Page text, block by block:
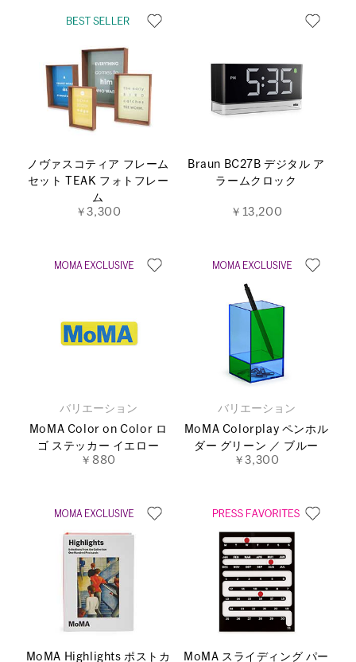
ノヴァスコティア フレーム
セット TEAK フォトフレー
ム
￥3,300
Braun BC27B デジタル ア
ラームクロック
￥13,200
バリエーション
MoMA Color on Color ロ
ゴ ステッカー イエロー
￥880
バリエーション
MoMA Colorplay ペンホル
ダー グリーン ／ ブルー
￥3,300
MoMA Highlights ポストカ MoMA スライディング パー